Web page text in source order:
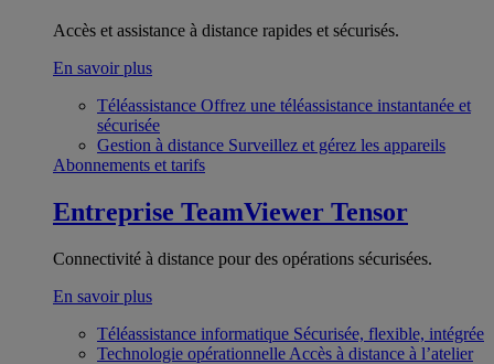
Accès et assistance à distance rapides et sécurisés.
En savoir plus
Téléassistance Offrez une téléassistance instantanée et
sécurisée
Gestion à distance Surveillez et gérez les appareils
Abonnements et tarifs
Entreprise TeamViewer Tensor
Connectivité à distance pour des opérations sécurisées.
En savoir plus
Téléassistance informatique Sécurisée, flexible, intégrée
Technologie opérationnelle Accès à distance à l’atelier